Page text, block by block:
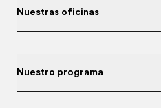
Nuestras oficinas
Nuestro programa